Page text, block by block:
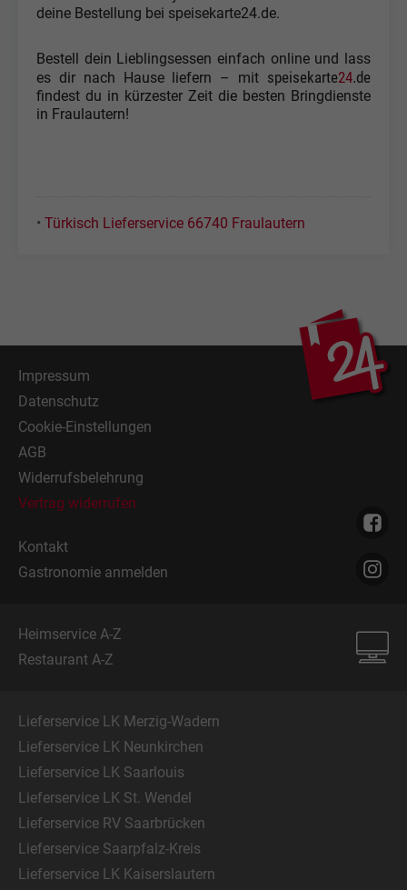
deine Bestellung bei speisekarte24.de.
Bestell dein Lieblingsessen einfach online und lass
es dir nach Hause liefern – mit speisekarte24.de
findest du in kürzester Zeit die besten Bringdienste
in Fraulautern!
• Türkisch Lieferservice 66740 Fraulautern
Impressum
Datenschutz
Cookie-Einstellungen
AGB
Widerrufsbelehrung
Vertrag widerrufen
Kontakt
Gastronomie anmelden
Heimservice A-Z
Restaurant A-Z
Lieferservice LK Merzig-Wadern
Lieferservice LK Neunkirchen
Lieferservice LK Saarlouis
Lieferservice LK St. Wendel
Lieferservice RV Saarbrücken
Lieferservice Saarpfalz-Kreis
Lieferservice LK Kaiserslautern